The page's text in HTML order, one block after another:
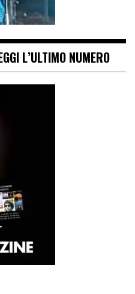
L’ULTIMO NUMERO